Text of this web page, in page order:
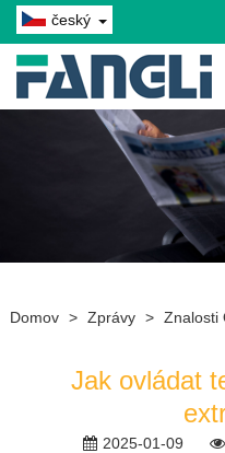
český
Domov > Zprávy > Znalosti
Jak ovládat
2025-01-09